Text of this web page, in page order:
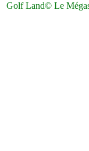
Golf Land© Le